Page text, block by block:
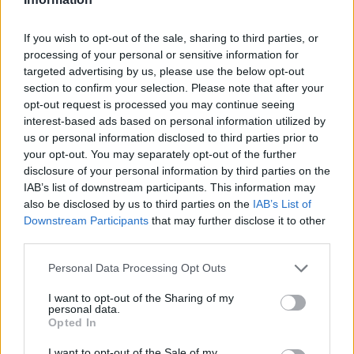
If you wish to opt-out of the sale, sharing to third parties, or
processing of your personal or sensitive information for
targeted advertising by us, please use the below opt-out
section to confirm your selection. Please note that after your
opt-out request is processed you may continue seeing
interest-based ads based on personal information utilized by
us or personal information disclosed to third parties prior to
your opt-out. You may separately opt-out of the further
disclosure of your personal information by third parties on the
IAB’s list of downstream participants. This information may
also be disclosed by us to third parties on the IAB’s List of
Downstream Participants that may further disclose it to other
Personal Data Processing Opt Outs
I want to opt-out of the Sharing of my
personal data.
Opted In
από αρκετές μελέτες και ανασκοπήσεις.
Μεταξύ αυτών και μια ανασκόπηση 7 μελετών
που δημοσιεύθηκε στο Journal of Orthopaedic
Surgery and Research, τα αποτελέσματα της
οποίας αναγνώρισαν το υαλουρονικό οξύ ως
μια ευεργετική θεραπεία και για τους
ασθενείς με παγωμένο ώμο, αφού βελτιώνει
το εύρος κίνησής του και ανακουφίζει από τον
πόνο.
και για την οστεοαρθρίτιδα ώμου. Ο χόνδρος
που περιβάλει το αρθρικό τμήμα των οστών
λιπαίνεται φυσιολογικά από υαλουρονικό οξύ.